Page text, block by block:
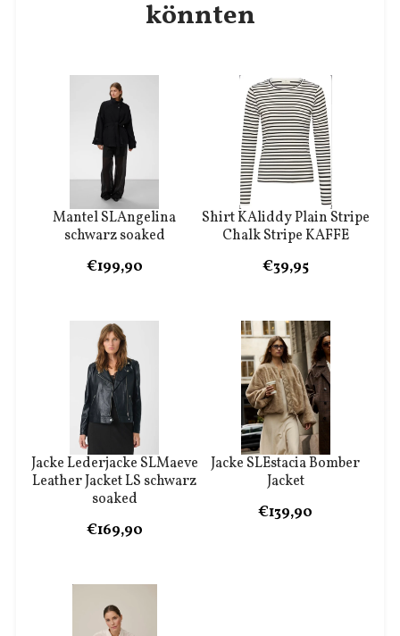
könnten
Mantel SLAngelina
schwarz soaked
€199,90
Shirt KAliddy Plain Stripe
Chalk Stripe KAFFE
€39,95
Jacke Lederjacke SLMaeve
Leather Jacket LS schwarz
soaked
€169,90
Jacke SLEstacia Bomber
Jacket
€139,90